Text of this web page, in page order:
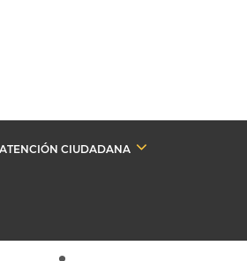
ATENCIÓN CIUDADANA